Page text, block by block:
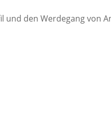
und den Werdegang von